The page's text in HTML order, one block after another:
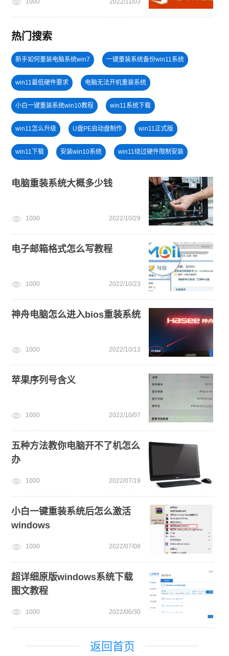
1000 2022/11/03
热门搜索
新手如何重装电脑系统win7 一键重装系统备份win11系统
win11最低硬件要求 电脑无法开机重装系统
小白一键重装系统win10教程 win11系统下载
win11怎么升级 U盘PE启动盘制作 win11正式版
win11下载 安装win10系统 win11绕过硬件限制安装
电脑开不了机
win10系统重装 电脑开不了机怎么重装系统
电脑重装系统大概多少钱
1000 2022/10/29
电子邮箱格式怎么写教程
1000 2022/10/23
神舟电脑怎么进入bios重装系统
1000 2022/10/13
苹果序列号含义
1000 2022/10/07
五种方法教你电脑开不了机怎么
办
1000 2022/07/19
小白一键重装系统后怎么激活
windows
1000 2022/07/08
超详细原版windows系统下载
图文教程
1000 2022/06/30
返回首页